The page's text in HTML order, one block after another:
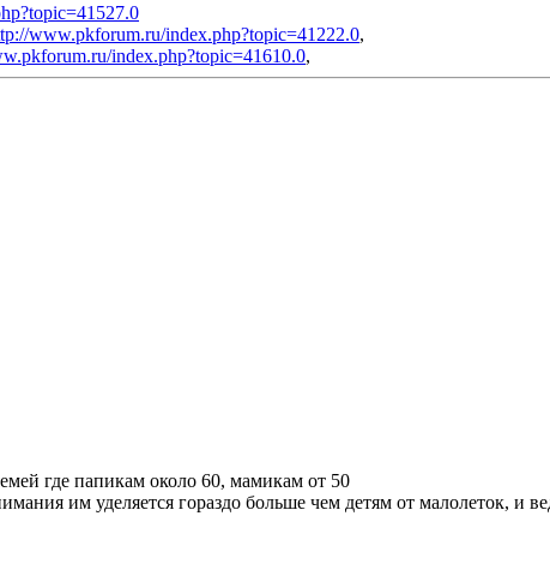
www.pkforum.ru/index.php?topic=41222.0,
index.php?topic=41610.0,
где папикам около 60, мамикам от 50
им уделяется гораздо больше чем детям от малолеток, и